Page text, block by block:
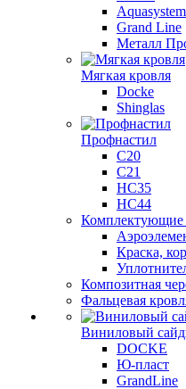
Aquasystem
Grand Line
Металл
Мягкая кровля
Docke
Shinglas
Профнастил
C20
C21
НС35
НС44
Комплектующие
Краска,
Композитная
Фальцевая
Виниловый
DOCKE
Ю-пласт
GrandLine